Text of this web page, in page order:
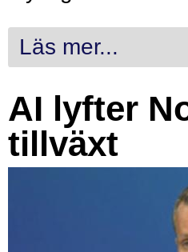
Läs mer...
AI lyfter
tillväxt